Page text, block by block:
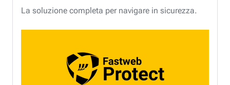
La soluzione completa per navigare in sicurezza.